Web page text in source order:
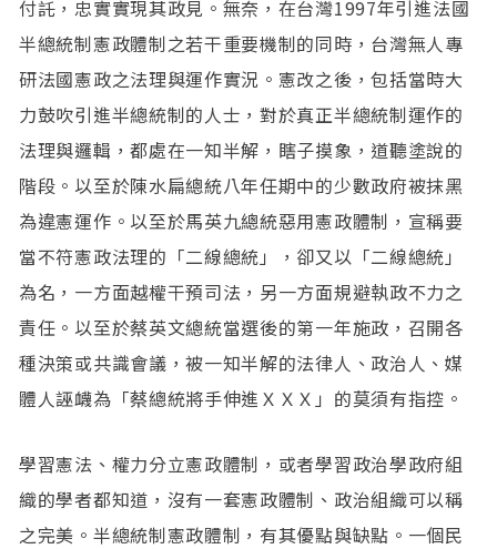
付託，忠實實現其政見。無奈，在台灣1997年引進法國
半總統制憲政體制之若干重要機制的同時，台灣無人專
研法國憲政之法理與運作實況。憲改之後，包括當時大
力鼓吹引進半總統制的人士，對於真正半總統制運作的
法理與邏輯，都處在一知半解，瞎子摸象，道聽塗說的
階段。以至於陳水扁總統八年任期中的少數政府被抹黑
為違憲運作。以至於馬英九總統惡用憲政體制，宣稱要
當不符憲政法理的「二線總統」，卻又以「二線總統」
為名，一方面越權干預司法，另一方面規避執政不力之
責任。以至於蔡英文總統當選後的第一年施政，召開各
種決策或共識會議，被一知半解的法律人、政治人、媒
體人誣衊為「蔡總統將手伸進ＸＸＸ」的莫須有指控。
學習憲法、權力分立憲政體制，或者學習政治學政府組
織的學者都知道，沒有一套憲政體制、政治組織可以稱
之完美。半總統制憲政體制，有其優點與缺點。一個民